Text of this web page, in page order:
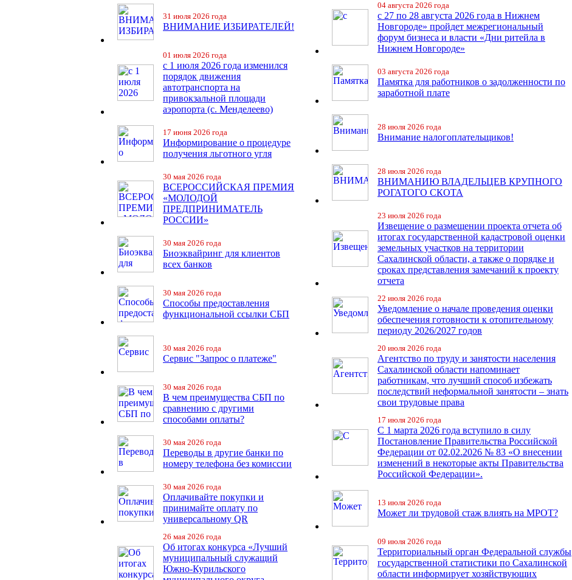
31 июля 2026 года
ВНИМАНИЕ ИЗБИРАТЕЛЕЙ!
01 июля 2026 года
с 1 июля 2026 года изменился
порядок движения
автотранспорта на
привокзальной площади
аэропорта (с. Менделеево)
17 июня 2026 года
Информирование о процедуре
получения льготного угля
30 мая 2026 года
ВСЕРОССИЙСКАЯ ПРЕМИЯ
«МОЛОДОЙ
ПРЕДПРИНИМАТЕЛЬ
РОССИИ»
30 мая 2026 года
Биоэквайринг для клиентов
всех банков
30 мая 2026 года
Способы предоставления
функциональной ссылки СБП
30 мая 2026 года
Сервис "Запрос о платеже"
30 мая 2026 года
В чем преимущества СБП по
сравнению с другими
способами оплаты?
30 мая 2026 года
Переводы в другие банки по
номеру телефона без комиссии
30 мая 2026 года
Оплачивайте покупки и
принимайте оплату по
универсальному QR
26 мая 2026 года
Об итогах конкурса «Лучший
муниципальный служащий
Южно-Курильского
04 августа 2026 года
с 27 по 28 августа 2026 года в Нижнем
Новгороде» пройдет межрегиональный
форум бизнеса и власти «Дни ритейла в
Нижнем Новгороде»
03 августа 2026 года
Памятка для работников о задолженности по
заработной плате
28 июля 2026 года
Внимание налогоплательщиков!
28 июля 2026 года
ВНИМАНИЮ ВЛАДЕЛЬЦЕВ КРУПНОГО
РОГАТОГО СКОТА
23 июля 2026 года
Извещение о размещении проекта отчета об
итогах государственной кадастровой оценки
земельных участков на территории
Сахалинской области, а также о порядке и
сроках представления замечаний к проекту
отчета
22 июля 2026 года
Уведомление о начале проведения оценки
обеспечения готовности к отопительному
периоду 2026/2027 годов
20 июля 2026 года
Агентство по труду и занятости населения
Сахалинской области напоминает
работникам, что лучший способ избежать
последствий неформальной занятости – знать
свои трудовые права
17 июля 2026 года
С 1 марта 2026 года вступило в силу
Постановление Правительства Российской
Федерации от 02.02.2026 № 83 «О внесении
изменений в некоторые акты Правительства
Российской Федерации».
13 июля 2026 года
Может ли трудовой стаж влиять на МРОТ?
09 июля 2026 года
Территориальный орган Федеральной службы
государственной статистики по Сахалинской
области информирует хозяйствующих